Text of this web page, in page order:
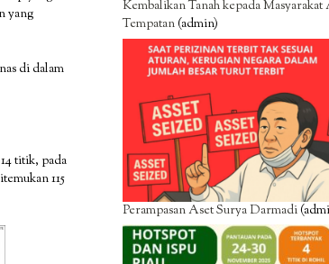
yang
di dalam
titik, pada
115
Kembalikan Tanah kepada Masyarakat
Tempatan(admin)
Perampasan Aset Surya Darmadi